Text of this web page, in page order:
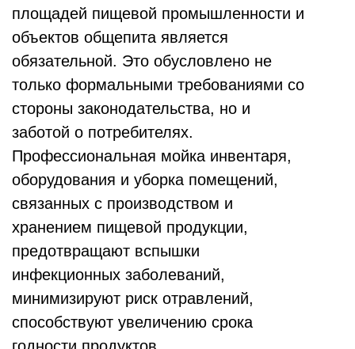
площадей пищевой промышленности и
объектов общепита является
обязательной. Это обусловлено не
только формальными требованиями со
стороны законодательства, но и
заботой о потребителях.
Профессиональная мойка инвентаря,
оборудования и уборка помещений,
связанных с производством и
хранением пищевой продукции,
предотвращают вспышки
инфекционных заболеваний,
минимизируют риск отравлений,
способствуют увеличению срока